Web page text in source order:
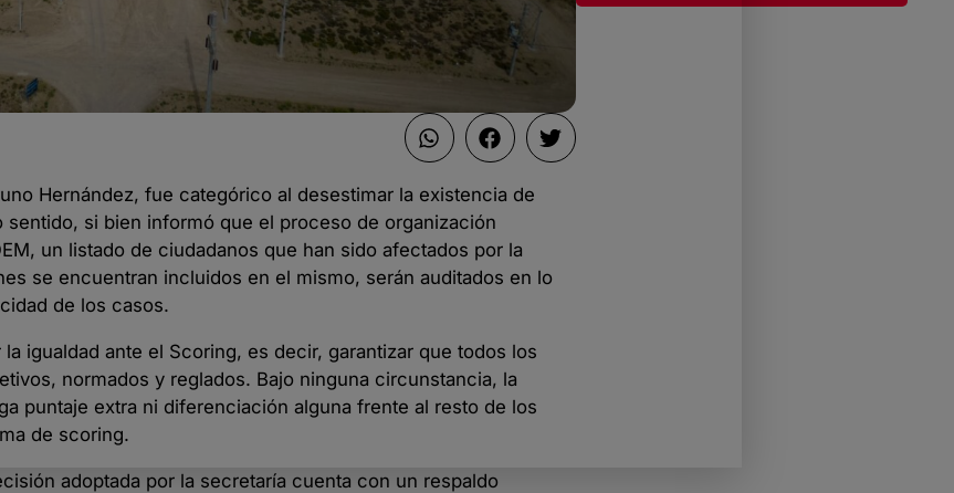
Hernández, fue categórico al desestimar la existencia de
si bien informó que el proceso de organización
un listado de ciudadanos que han sido afectados por la
se encuentran incluidos en el mismo, serán auditados en lo
de los casos.
igualdad ante el Scoring, es decir, garantizar que todos los
normados y reglados. Bajo ninguna circunstancia, la
puntaje extra ni diferenciación alguna frente al resto de los
de scoring.
adoptada por la secretaría cuenta con un respaldo